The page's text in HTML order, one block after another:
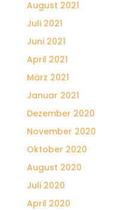
August 2021
Juli 2021
Juni 2021
April 2021
März 2021
Januar 2021
Dezember 2020
November 2020
Oktober 2020
August 2020
Juli 2020
April 2020